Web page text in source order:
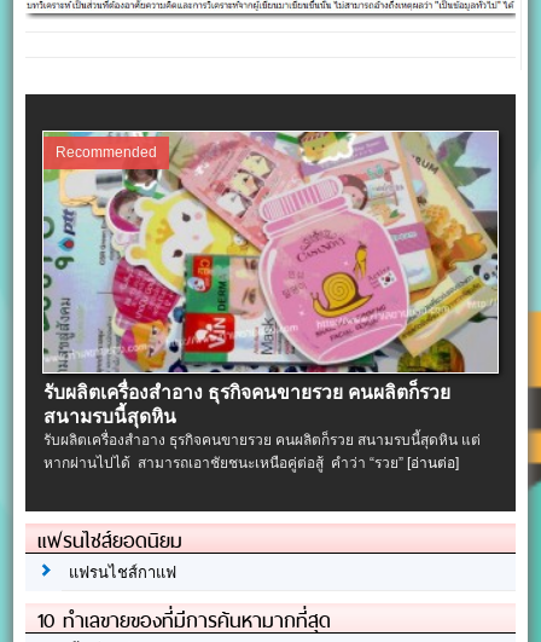
Recommended
รับผลิตเครื่องสําอาง ธุรกิจคนขายรวย คนผลิตก็รวย
สนามรบนี้สุดหิน
รับผลิตเครื่องสําอาง ธุรกิจคนขายรวย คนผลิตก็รวย สนามรบนี้สุดหิน แต่
หากผ่านไปได้ สามารถเอาชัยชนะเหนือคู่ต่อสู้ คำว่า “รวย” [อ่านต่อ]
แฟรนไชส์ยอดนิยม
แฟรนไชส์กาแฟ
10 ทำเลขายของที่มีการค้นหามากที่สุด